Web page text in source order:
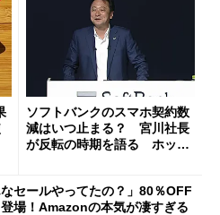
ソフトバンクのスマホ契約数
減はいつ止まる？ 宮川社長
が反転の時期を語る ホッピ
なセールやってたの？」80％OFF
場！Amazonの本気が凄すぎる